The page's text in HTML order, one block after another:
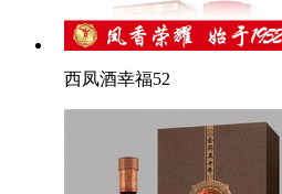
西凤酒幸福52